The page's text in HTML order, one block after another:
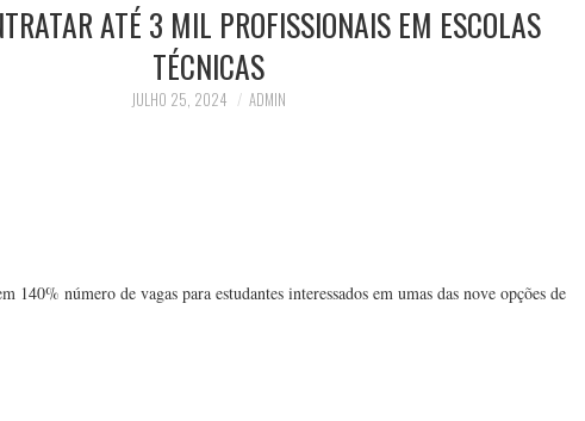
ATÉ 3 MIL PROFISSIONAIS EM ESCOLAS
TÉCNICAS
JULHO 25, 2024 ADMIN
140% número de vagas para estudantes interessados em umas das nove opções de